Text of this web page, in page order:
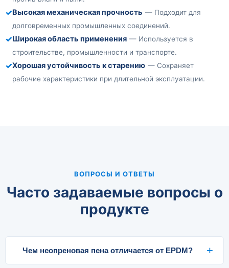
✓Высокая механическая прочность — Подходит для
долговременных промышленных соединений.
✓Широкая область применения — Используется в
строительстве, промышленности и транспорте.
✓Хорошая устойчивость к старению — Сохраняет
рабочие характеристики при длительной эксплуатации.
ВОПРОСЫ И ОТВЕТЫ
Часто задаваемые вопросы о
продукте
Чем неопреновая пена отличается от EPDM?